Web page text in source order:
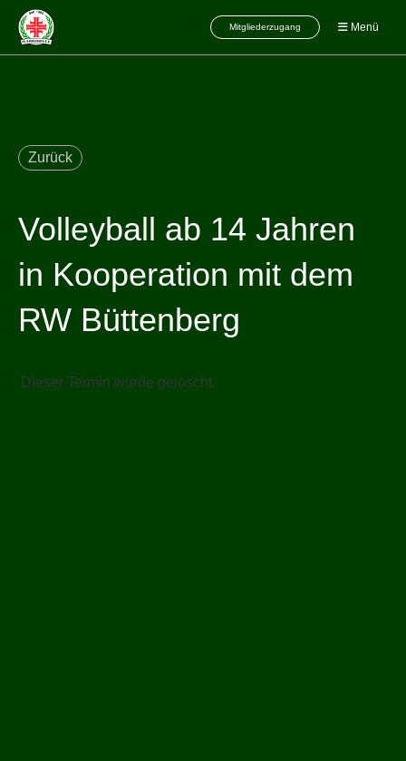
Mitgliederzugang Menü
Zurück
Volleyball ab 14 Jahren
in Kooperation mit dem
RW Büttenberg
Dieser Termin wurde gelöscht.